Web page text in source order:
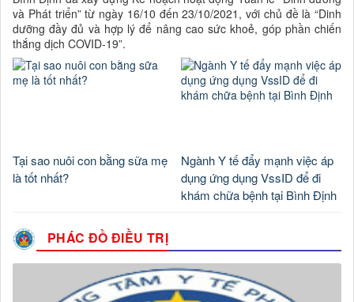
và Phát triển” từ ngày 16/10 đến 23/10/2021, với chủ đề là “Dinh
dưỡng đầy đủ và hợp lý để nâng cao sức khoẻ, góp phần chiến
thắng dịch COVID-19”.
Tại sao nuôi con bằng sữa mẹ
là tốt nhất?
Ngành Y tế đẩy mạnh việc áp
dụng ứng dụng VssID để đi
khám chữa bệnh tại Bình Định
PHÁC ĐỒ ĐIỀU TRỊ
Số :336 / QĐ –TTYT
QUYẾT ĐỊNH Về việc ban hành Quy chế quản lý, sử
dụng tài sản công tại Trung tâm Y tế Phù Mỹ